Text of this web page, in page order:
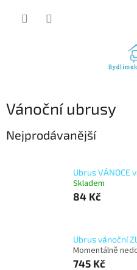
Vánoční ubrusy
Nejprodávanější
Ubrus VÁNOCE
Skladem
84 Kč
Ubrus vánoční
Momentálně
745 Kč